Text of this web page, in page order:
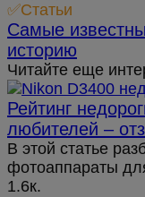
✅Статьи
Самые
историю
Читайте еще
Рейтинг
любителей –
В этой статье
фотоаппараты
1.6к.